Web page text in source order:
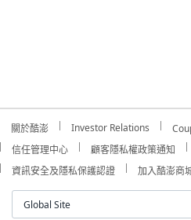
關於酷澎 Investor Relations
信任管理中心
顧客隱私權政策通知
資訊安全及隱私保護認證
加入酷澎商
Global Site